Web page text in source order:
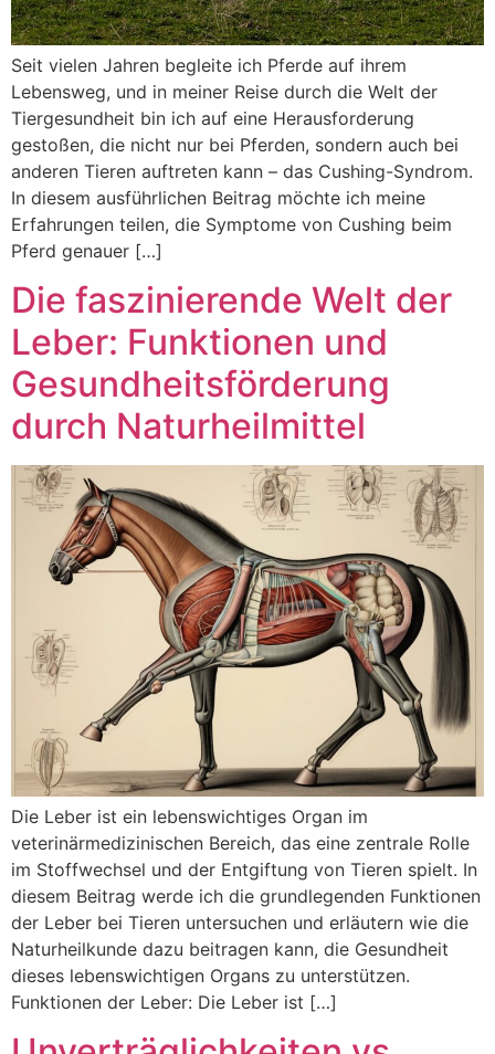
Seit vielen Jahren begleite ich Pferde auf ihrem
Lebensweg, und in meiner Reise durch die Welt der
Tiergesundheit bin ich auf eine Herausforderung
gestoßen, die nicht nur bei Pferden, sondern auch bei
anderen Tieren auftreten kann – das Cushing-Syndrom.
In diesem ausführlichen Beitrag möchte ich meine
Erfahrungen teilen, die Symptome von Cushing beim
Pferd genauer […]
Die faszinierende Welt der
Leber: Funktionen und
Gesundheitsförderung
durch Naturheilmittel
Die Leber ist ein lebenswichtiges Organ im
veterinärmedizinischen Bereich, das eine zentrale Rolle
im Stoffwechsel und der Entgiftung von Tieren spielt. In
diesem Beitrag werde ich die grundlegenden Funktionen
der Leber bei Tieren untersuchen und erläutern wie die
Naturheilkunde dazu beitragen kann, die Gesundheit
dieses lebenswichtigen Organs zu unterstützen.
Funktionen der Leber: Die Leber ist […]